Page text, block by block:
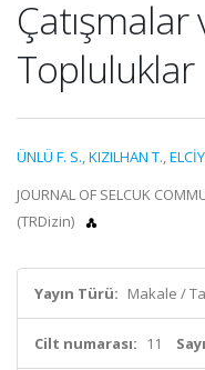
Çatışmalar
Topluluklar
ÜNLÜ F. S.,KIZILHAN T.,
JOURNAL OF SELCUK
(TRDizin)
Yayın Türü: Makale /
Cilt numarası: 11